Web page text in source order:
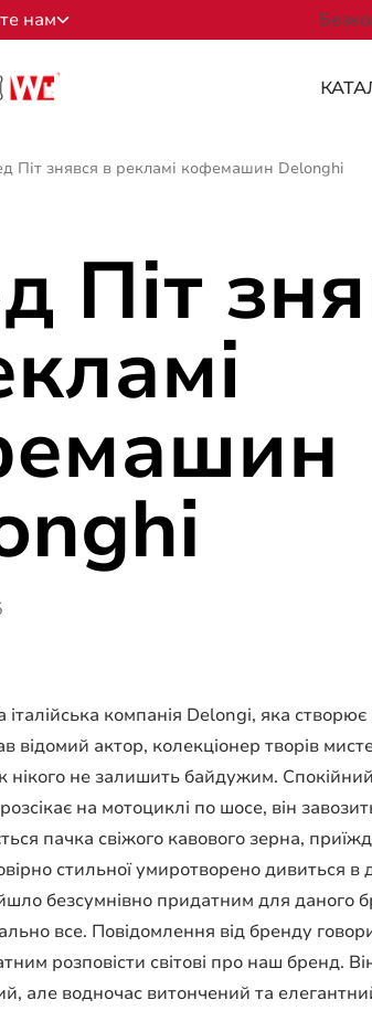
нам
Піт знявся в рекламі кофемашин Delonghi
Піт
італійська компанія Delongi, яка
відомий актор, колекціонер творів
нікого не залишить байдужим.
на мотоциклі по шосе, він
пачка свіжого кавового зерна,
стильної умиротворено дивиться
безсумнівно придатним для даного
все. Повідомлення від бренду
розповісти світові про наш бренд.
але водночас витончений та